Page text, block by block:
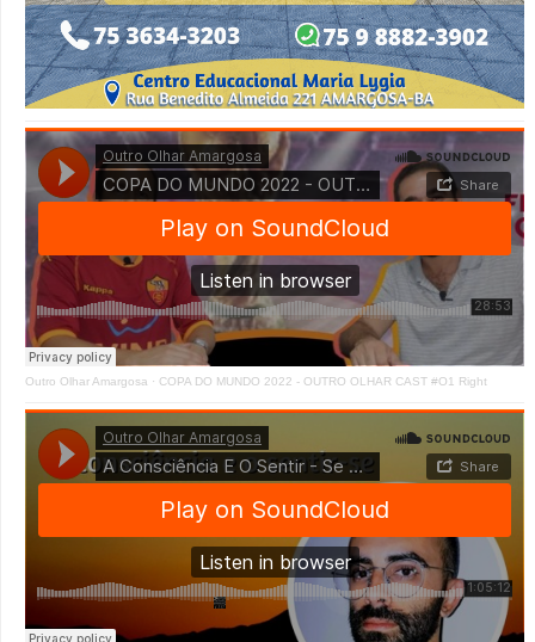
Outro Olhar Amargosa · COPA DO MUNDO 2022 - OUTRO OLHAR CAST #O1 Right